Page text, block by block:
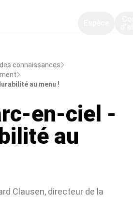
connaissances
au menu !
en-ciel -
au
Clausen, directeur de la